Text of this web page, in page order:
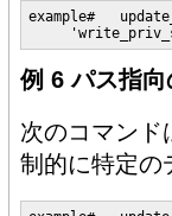
example#
例 6 パス指
次のコマン
制的に特定の